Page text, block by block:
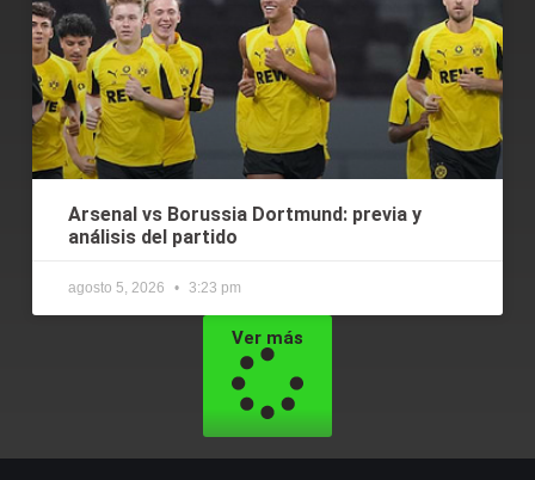
Arsenal vs Borussia Dortmund: previa y
análisis del partido
agosto 5, 2026 3:23 pm
Ver más